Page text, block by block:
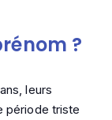
?
leurs
période triste